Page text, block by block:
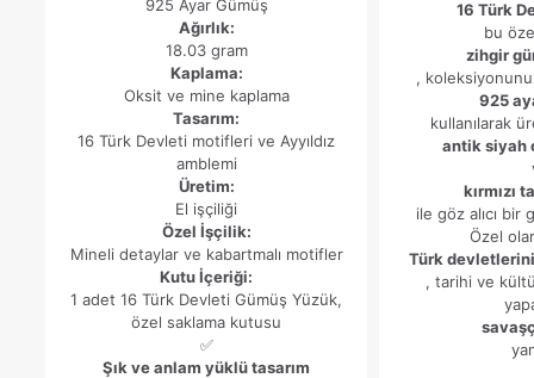
925 Ayar Gümüş
Ağırlık:
18.03 gram
Kaplama:
Oksit ve mine kaplama
Tasarım:
16 Türk Devleti motifleri ve Ayyıldız
amblemi
Üretim:
El işçiliği
Özel İşçilik:
Mineli detaylar ve kabartmalı motifler
Kutu İçeriği:
1 adet 16 Türk Devleti Gümüş Yüzük,
özel saklama kutusu
✅
Şık ve anlam yüklü tasarım
16 Türk
bu
zihgir
,
925
kullanılarak
antik siyah
kırmızı
ile göz alıcı bir
Özel
Türk
, tarihi ve